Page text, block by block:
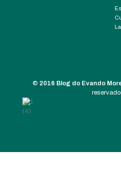
© 2016 Blog do Evando